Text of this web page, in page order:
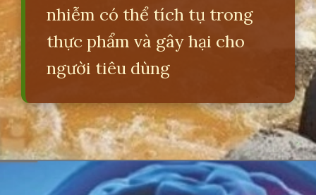
nhiễm có thể tích tụ trong
thực phẩm và gây hại cho
người tiêu dùng
Đang mở